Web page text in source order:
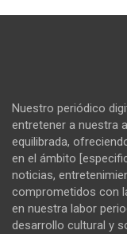
Nuestro periódico
entretener a nuestra
equilibrada,
en el ámbito
noticias,
comprometidos con
en nuestra labor
desarrollo cultural y